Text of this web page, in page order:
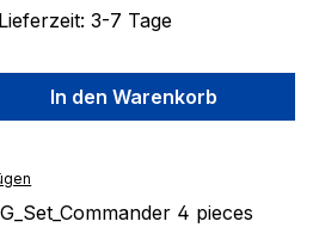
3-7 Tage
Gib den
In den Warenkorb
4 pieces